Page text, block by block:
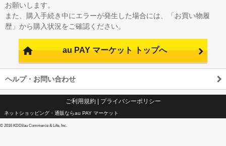
お願いします。
また、購入手続き中にエラーが発生した場合には、「お買い物履
歴」から購入状況をご確認ください。
au PAY マーケット トップへ
ヘルプ・お問い合わせ
ご利用規約| プライバシーポリシー
ネットショッピング・通販ならau PAY マーケット
© 2016 KDDI/au Commerce & Life, Inc.